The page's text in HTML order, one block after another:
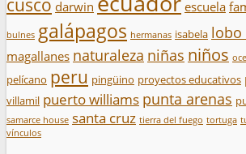
cusco darwin escuela
bulnes galápagos hermanas isabela lobo
magallanes naturaleza niñas niños
pelícano peru pingüino proyectos educativos
villamil puerto williams punta arenas
samarce house santa cruz tierra del fuego tortuga
vínculos